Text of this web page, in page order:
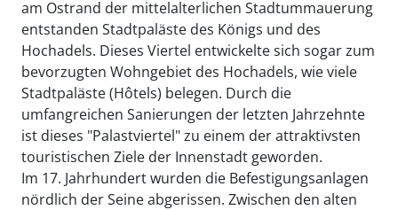
am Ostrand der mittelalterlichen Stadtummauerung
entstanden Stadtpaläste des Königs und des
Hochadels. Dieses Viertel entwickelte sich sogar zum
bevorzugten Wohngebiet des Hochadels, wie viele
Stadtpaläste (Hôtels) belegen. Durch die
umfangreichen Sanierungen der letzten Jahrzehnte
ist dieses "Palastviertel" zu einem der attraktivsten
touristischen Ziele der Innenstadt geworden.
Im 17. Jahrhundert wurden die Befestigungsanlagen
nördlich der Seine abgerissen. Zwischen den alten